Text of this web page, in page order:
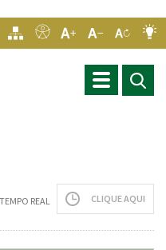
Toggle
navigation
REAL CLIQUE AQUI